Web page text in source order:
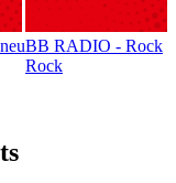
BB RADIO - Rock
Rock